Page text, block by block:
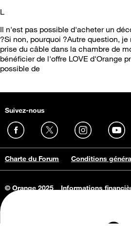
L
Il n'est pas possible d'acheter un
?Si non, pourquoi ?Autre question,
prise du câble dans la chambre de
bénéficier de l'offre LOVE d'Orange
possible de
Suivez-nous
Charte du Forum Conditions
© Orange 2025
Informations